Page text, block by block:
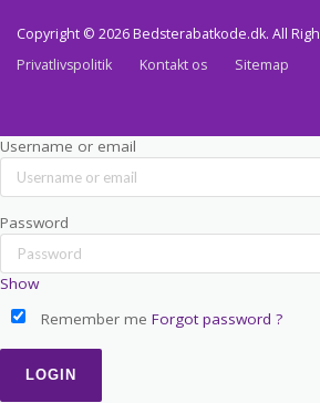
Copyright © 2026 Bedsterabatkode.dk. All
Privatlivspolitik
Kontakt os Sitemap
Username or email
Password
Show
Remember me Forgot password ?